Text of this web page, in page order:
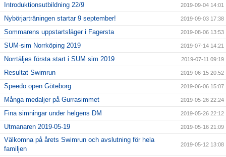
Introduktionsutbildning 22/9 2019-09-04 14:01
Nybörjarträningen startar 9 september! 2019-09-03 17:38
Sommarens uppstartsläger i Fagersta 2019-08-06 13:53
SUM-sim Norrköping 2019 2019-07-14 14:21
Norrtäljes första start i SUM sim 2019 2019-07-11 09:19
Resultat Swimrun 2019-06-15 20:52
Speedo open Göteborg 2019-06-06 15:07
Många medaljer på Gurrasimmet 2019-05-26 22:24
Fina simningar under helgens DM 2019-05-26 22:12
Utmanaren 2019-05-19 2019-05-16 21:09
Välkomna på årets Swimrun och avslutning för hela
familjen
2019-05-12 13:08